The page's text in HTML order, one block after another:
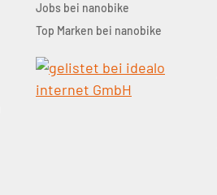
Jobs bei nanobike
Top Marken bei nanobike